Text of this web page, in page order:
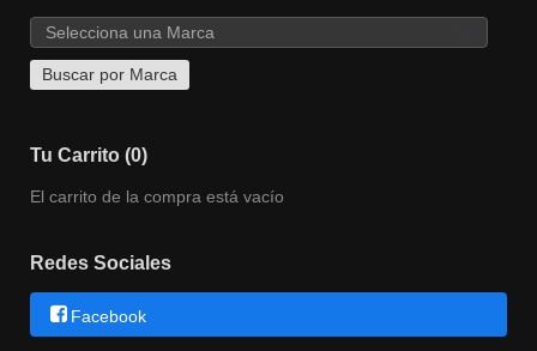
Tu Carrito (0)
El carrito de la compra está vacío
Redes Sociales
Facebook